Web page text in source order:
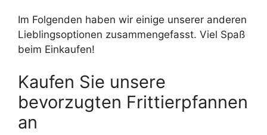
Im Folgenden haben wir einige unserer anderen
Lieblingsoptionen zusammengefasst. Viel Spaß
beim Einkaufen!
Kaufen Sie unsere
bevorzugten Frittierpfannen
an